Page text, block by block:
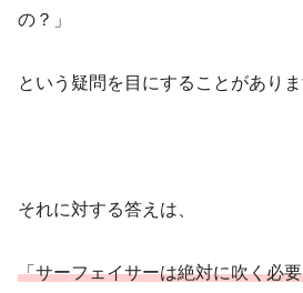
の？」
という疑問を目にすることがありま
それに対する答えは、
「サーフェイサーは絶対に吹く必